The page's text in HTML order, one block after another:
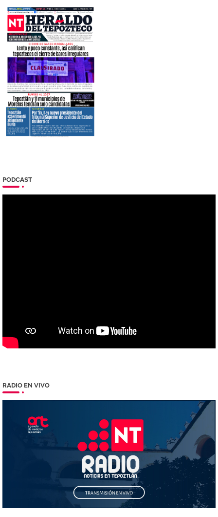
PODCAST
RADIO EN VIVO